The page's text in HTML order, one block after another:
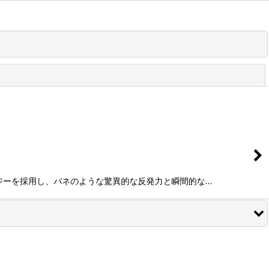
を採用し、バネのような驚異的な反発力と瞬間的な…